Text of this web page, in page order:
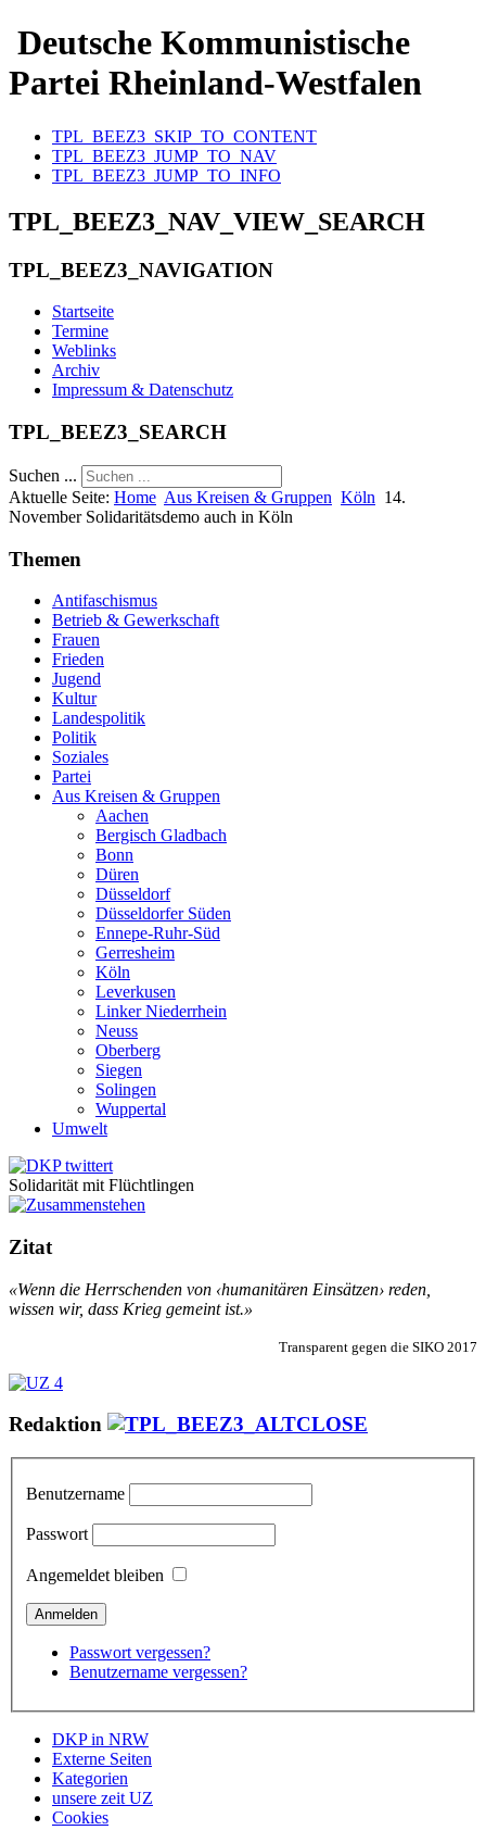
Deutsche Kommunistische
Partei Rheinland-Westfalen
TPL_BEEZ3_SKIP_TO_CONTENT
TPL_BEEZ3_JUMP_TO_NAV
TPL_BEEZ3_JUMP_TO_INFO
TPL_BEEZ3_NAV_VIEW_SEARCH
TPL_BEEZ3_NAVIGATION
Startseite
Termine
Weblinks
Archiv
Impressum & Datenschutz
TPL_BEEZ3_SEARCH
Suchen ...
Aktuelle Seite: Home Aus Kreisen & Gruppen Köln 14.
November Solidaritätsdemo auch in Köln
Themen
Antifaschismus
Betrieb & Gewerkschaft
Frauen
Frieden
Jugend
Kultur
Landespolitik
Politik
Soziales
Partei
Aus Kreisen & Gruppen
Aachen
Bergisch Gladbach
Bonn
Düren
Düsseldorf
Düsseldorfer Süden
Ennepe-Ruhr-Süd
Gerresheim
Köln
Leverkusen
Linker Niederrhein
Neuss
Oberberg
Siegen
Solingen
Wuppertal
Umwelt
Solidarität mit Flüchtlingen
Zitat
«Wenn die Herrschenden von ‹humanitären Einsätzen› reden,
wissen wir, dass Krieg gemeint ist.»
Transparent gegen die SIKO 2017
Redaktion
Benutzername
Passwort
Angemeldet bleiben
Passwort vergessen?
Benutzername vergessen?
DKP in NRW
Externe Seiten
Kategorien
unsere zeit UZ
Cookies